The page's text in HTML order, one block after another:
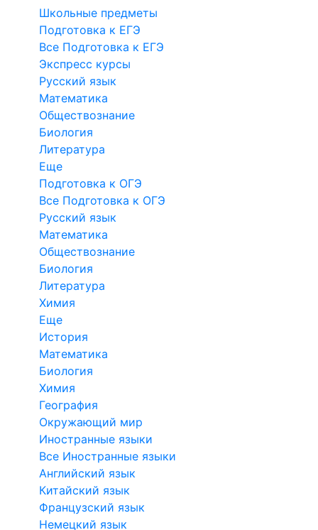
Школьные предметы
Подготовка к ЕГЭ
Все Подготовка к ЕГЭ
Экспресс курсы
Русский язык
Математика
Обществознание
Биология
Литература
Еще
Подготовка к ОГЭ
Все Подготовка к ОГЭ
Русский язык
Математика
Обществознание
Биология
Литература
Химия
Еще
История
Математика
Биология
Химия
География
Окружающий мир
Иностранные языки
Все Иностранные языки
Английский язык
Китайский язык
Французский язык
Немецкий язык